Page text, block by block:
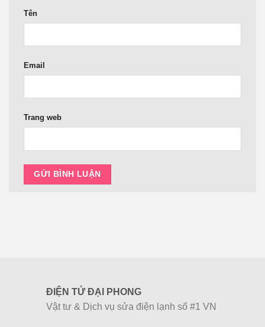
Tên
Email
Trang web
ĐIỆN TỬ ĐẠI PHONG
Vật tư & Dịch vụ sửa điện lạnh số #1 VN